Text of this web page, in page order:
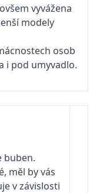
vyvážena
modely
osob
i pod umyvadlo.
buben.
měl by vás
v závislosti